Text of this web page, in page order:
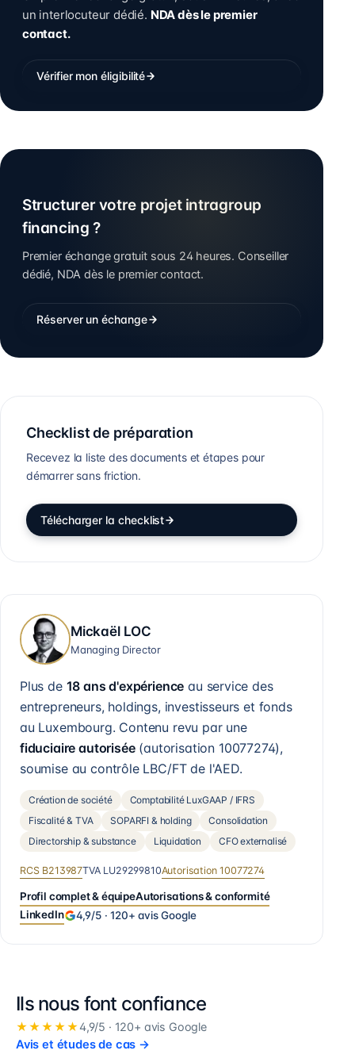
un interlocuteur dédié. NDA dès le premier
contact.
Vérifier mon éligibilité
Structurer votre projet intragroup
financing ?
Premier échange gratuit sous 24 heures. Conseiller
dédié, NDA dès le premier contact.
Réserver un échange
Checklist de préparation
Recevez la liste des documents et étapes pour
démarrer sans friction.
Télécharger la checklist
Mickaël LOC
Managing Director
Plus de 18 ans d'expérience au service des
entrepreneurs, holdings, investisseurs et fonds
au Luxembourg. Contenu revu par une
fiduciaire autorisée(autorisation 10077274),
soumise au contrôle LBC/FT de l'AED.
Création de société
Comptabilité LuxGAAP / IFRS
Fiscalité & TVA
SOPARFI & holding
Consolidation
Directorship & substance
Liquidation CFO externalisé
RCS B213987TVA LU29299810Autorisation 10077274
Profil complet & équipeAutorisations & conformité
LinkedIn
4,9/5 ·120+ avis Google
Ils nous font confiance
★★★★★4,9/5 · 120+ avis Google
Avis et études de cas →